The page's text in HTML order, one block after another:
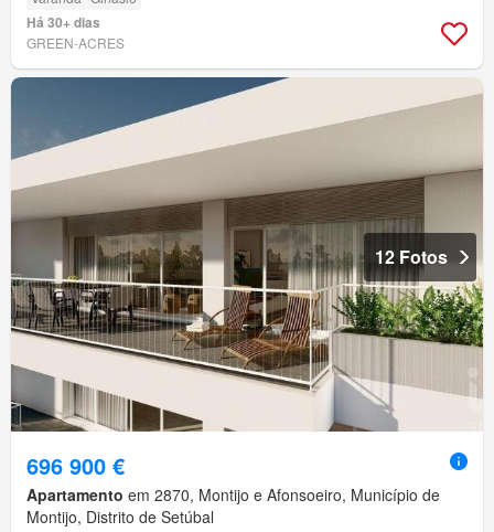
Há 30+ dias
GREEN-ACRES
12 Fotos
696 900 €
Apartamento em 2870, Montijo e Afonsoeiro, Município de
Montijo, Distrito de Setúbal